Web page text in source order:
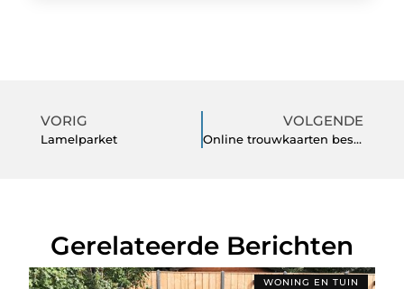
VORIG
Lamelparket
VOLGENDE
Online trouwkaarten bestellen
Gerelateerde Berichten
WONING EN TUIN